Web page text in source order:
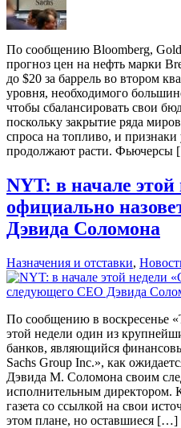
По сообщению Bloomberg,
прогноз цен на нефть марки
до $20 за баррель во втором
уровня, необходимого
чтобы сбалансировать свои
поскольку закрытие ряда
спроса на топливо, и
продолжают расти.
NYT: в начале
официально
Дэвида Соломона
Назначения и отставки,
По сообщению в воскресенье
этой недели один из
банков, являющийся
Sachs Group Inc.», как
Дэвида М. Соломона своим
исполнительным директором.
газета со ссылкой на свои
этом плане, но оставшиеся […]